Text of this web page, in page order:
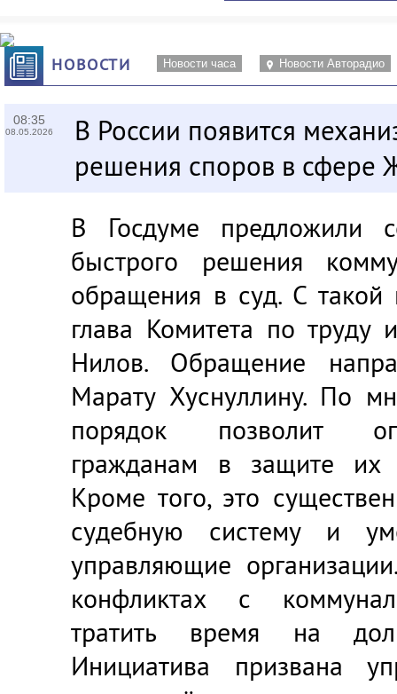
НОВОСТИ Новости часа Новости Авторадио
08:35
08.05.2026
В России появится
решения споров в сфере
В Госдуме предложили
быстрого решения
обращения в суд. С такой
глава Комитета по труду
Нилов. Обращение
Марату Хуснуллину. По
порядок позволит
гражданам в защите их
Кроме того, это
судебную систему и
управляющие
конфликтах с
тратить время на
Инициатива призвана